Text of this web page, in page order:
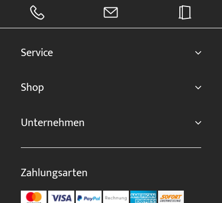
Service
Shop
Unternehmen
Zahlungsarten